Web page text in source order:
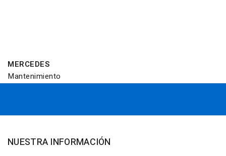
MERCEDES
Mantenimiento
NUESTRA INFORMACIÓN